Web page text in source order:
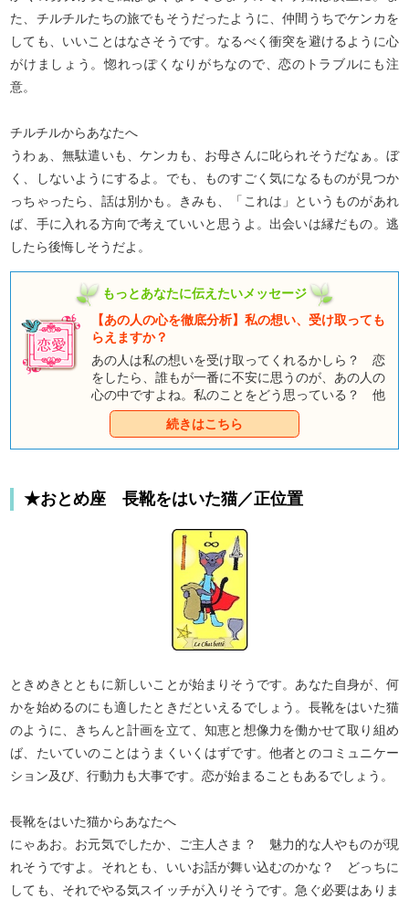
た、チルチルたちの旅でもそうだったように、仲間うちでケンカを
しても、いいことはなさそうです。なるべく衝突を避けるように心
がけましょう。惚れっぽくなりがちなので、恋のトラブルにも注
意。
チルチルからあなたへ
うわぁ、無駄遣いも、ケンカも、お母さんに叱られそうだなぁ。ぼ
く、しないようにするよ。でも、ものすごく気になるものが見つか
っちゃったら、話は別かも。きみも、「これは」というものがあれ
ば、手に入れる方向で考えていいと思うよ。出会いは縁だもの。逃
したら後悔しそうだよ。
もっとあなたに伝えたいメッセージ
【あの人の心を徹底分析】私の想い、受け取っても
らえますか？
あの人は私の想いを受け取ってくれるかしら？ 恋
をしたら、誰もが一番に不安に思うのが、あの人の
心の中ですよね。私のことをどう思っている？ 他
に好きな人がいるの？ 私のこと、好きになってく
れる？ すごく聞きたいのに、どうしても聞けな
い、そんなあなたの疑問は童話タロットに聞いてみ
続きはこちら
★おとめ座 長靴をはいた猫／正位置
ときめきとともに新しいことが始まりそうです。あなた自身が、何
かを始めるのにも適したときだといえるでしょう。長靴をはいた猫
のように、きちんと計画を立て、知恵と想像力を働かせて取り組め
ば、たいていのことはうまくいくはずです。他者とのコミュニケー
ション及び、行動力も大事です。恋が始まることもあるでしょう。
長靴をはいた猫からあなたへ
にゃあお。お元気でしたか、ご主人さま？ 魅力的な人やものが現
れそうですよ。それとも、いいお話が舞い込むのかな？ どっちに
しても、それでやる気スイッチが入りそうです。急ぐ必要はありま